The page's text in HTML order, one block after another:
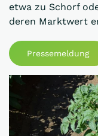
etwa zu Schorf
deren Marktwert
Pressemeldung